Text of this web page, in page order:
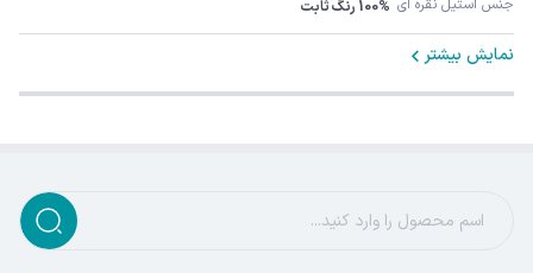
جنس استیل نقره ای 100% رنگ ثابت
نمایش بیشتر